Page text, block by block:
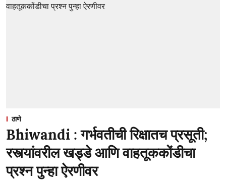
ठाणे
Bhiwandi : गर्भवतीची रिक्षातच प्रसूती;
रस्त्यांवरील खड्डे आणि वाहतूककोंडीचा
प्रश्न पुन्हा ऐरणीवर